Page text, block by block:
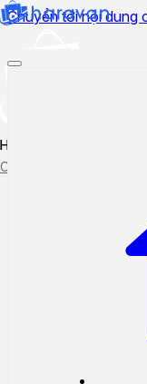
Chuyển tới nội dung
Hướng dẫn sử dụng
Cập nhật tính năng mới